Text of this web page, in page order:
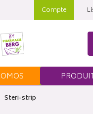
Compte
Steri-strip